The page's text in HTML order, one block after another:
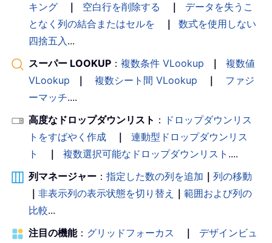
キング
｜ 空白行を削除する ｜
データを失うこ
となく列の結合またはセルを
｜
数式を使用しない
四捨五入...
スーパー LOOKUP ： 複数条件 VLookup ｜
複数値
VLookup
｜ 複数シート間 VLookup ｜
ファジ
ーマッチ....
高度なドロップダウンリスト ： ドロップダウンリス
トをすばやく作成
｜
連動型ドロップダウンリス
ト
｜ 複数選択可能なドロップダウンリスト ....
列マネージャー ： 指定した数の列を追加 ｜ 列の移動
｜ 非表示列の表示状態を切り替え ｜ 範囲および列の
比較...
注目の機能： グリッドフォーカス ｜
デザインビュ